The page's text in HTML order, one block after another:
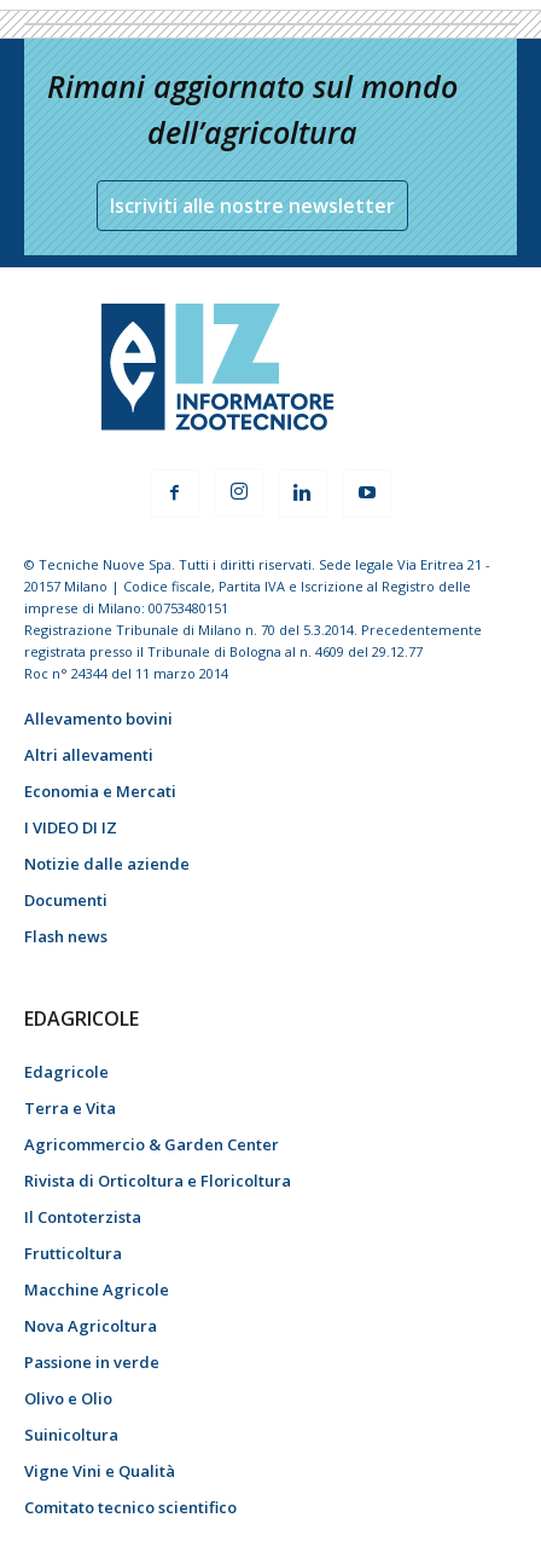
Rimani aggiornato sul mondo
dell’agricoltura
Iscriviti alle nostre newsletter
© Tecniche Nuove Spa. Tutti i diritti riservati. Sede legale Via Eritrea 21 -
20157 Milano | Codice fiscale, Partita IVA e Iscrizione al Registro delle
imprese di Milano: 00753480151
Registrazione Tribunale di Milano n. 70 del 5.3.2014. Precedentemente
registrata presso il Tribunale di Bologna al n. 4609 del 29.12.77
Roc n° 24344 del 11 marzo 2014
Allevamento bovini
Altri allevamenti
Economia e Mercati
I VIDEO DI IZ
Notizie dalle aziende
Documenti
Flash news
EDAGRICOLE
Edagricole
Terra e Vita
Agricommercio & Garden Center
Rivista di Orticoltura e Floricoltura
Il Contoterzista
Frutticoltura
Macchine Agricole
Nova Agricoltura
Passione in verde
Olivo e Olio
Suinicoltura
Vigne Vini e Qualità
Comitato tecnico scientifico